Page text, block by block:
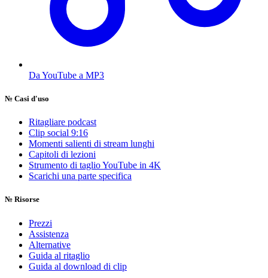
Da YouTube a MP3
№ Casi d'uso
Ritagliare podcast
Clip social 9:16
Momenti salienti di stream lunghi
Capitoli di lezioni
Strumento di taglio YouTube in 4K
Scarichi una parte specifica
№ Risorse
Prezzi
Assistenza
Alternative
Guida al ritaglio
Guida al download di clip